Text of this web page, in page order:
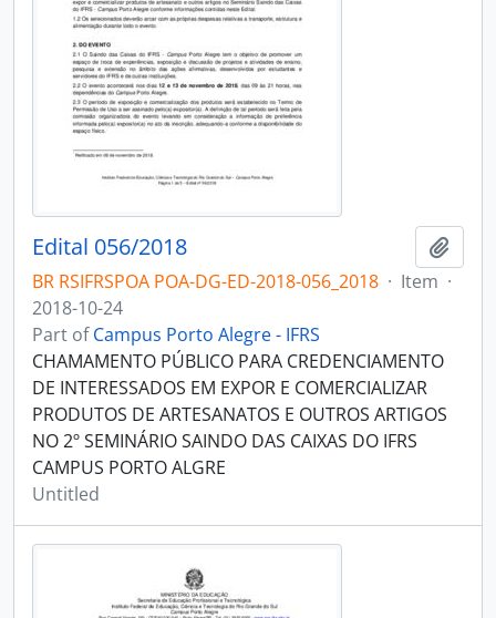
Edital 056/2018
BR RSIFRSPOA POA-DG-ED-2018-056_2018 · Item ·
2018-10-24
Part ofCampus Porto Alegre - IFRS
CHAMAMENTO PÚBLICO PARA CREDENCIAMENTO
DE INTERESSADOS EM EXPOR E COMERCIALIZAR
PRODUTOS DE ARTESANATOS E OUTROS ARTIGOS
NO 2º SEMINÁRIO SAINDO DAS CAIXAS DO IFRS
CAMPUS PORTO ALGRE
Untitled